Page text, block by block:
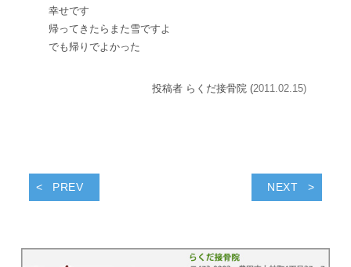
幸せです
帰ってきたらまた雪ですよ
でも帰りでよかった
投稿者 らくだ接骨院 (2011.02.15)
PREV NEXT